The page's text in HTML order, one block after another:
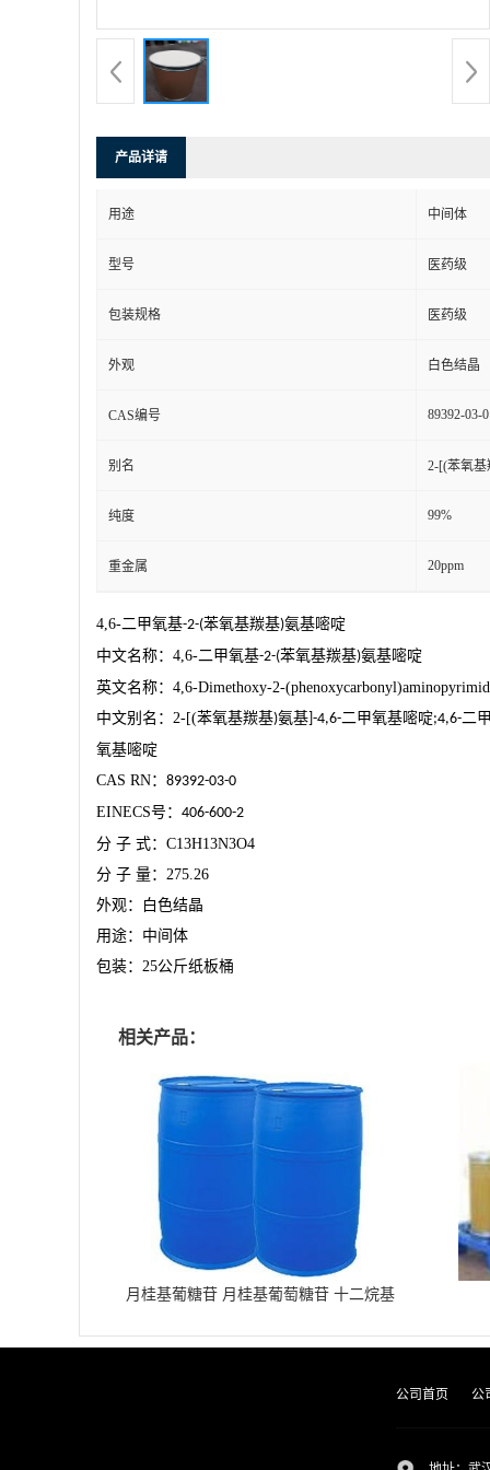
产品详请
用途 中间体
型号 医药级
包装规格 医药级
外观 白色结晶
CAS编号 89392-03-0
别名 2-[(苯氧基
纯度 99%
重金属 20ppm
4,6-二甲氧基-2-(苯氧基羰基)氨基嘧啶
中文名称： 4,6-二甲氧基-2-(苯氧基羰基)氨基嘧啶
英文名称： 4,6-Dimethoxy-2-
中文别名： 2-[(苯氧基羰基)氨基 ]-4,6-二甲氧基嘧啶;4,6-二
氧基嘧啶
CAS RN： 89392-03-0
EINECS号： 406-600-2
分 子 式： C13H13N3O4
分 子 量： 275.26
外观：白色结晶
用途：中间体
包装： 25公斤纸板桶
相关产品：
月桂基葡糖苷 月桂基葡萄糖苷 十二烷基
公司首页 公